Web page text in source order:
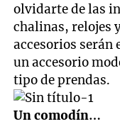
olvidarte de las
chalinas, relojes
accesorios serán
un accesorio
tipo de prendas.
Un comodín…